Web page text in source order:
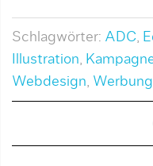
Schlagwörter: ADC,
Illustration,
Webdesign, Werbung